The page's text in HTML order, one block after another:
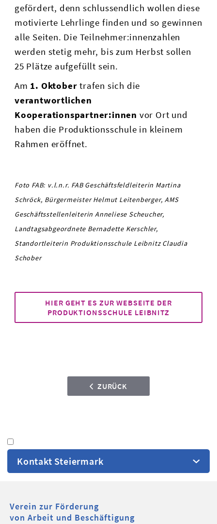
gefördert, denn schlussendlich wollen diese
motivierte Lehrlinge finden und so gewinnen
alle Seiten. Die Teilnehmer:innenzahlen
werden stetig mehr, bis zum Herbst sollen
25 Plätze aufgefüllt sein.
Am 1. Oktober trafen sich die
verantwortlichen
Kooperationspartner:innen vor Ort und
haben die Produktionsschule in kleinem
Rahmen eröffnet.
Foto FAB: v.l.n.r. FAB Geschäftsfeldleiterin Martina
Schröck, Bürgermeister Helmut Leitenberger, AMS
Geschäftsstellenleiterin Anneliese Scheucher,
Landtagsabgeordnete Bernadette Kerschler,
Standortleiterin Produktionsschule Leibnitz Claudia
Schober
HIER GEHT ES ZUR WEBSEITE DER
PRODUKTIONSSCHULE LEIBNITZ
ZURÜCK
Kontakt Steiermark
Verein zur Förderung
von Arbeit und Beschäftigung